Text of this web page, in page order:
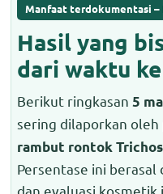
Manfaat terdokumentasi
Hasil yang
dari waktu
Berikut ringkasan 5
sering dilaporkan oleh
rambut rontok Trichos
Persentase ini
dan evaluasi kosmetik